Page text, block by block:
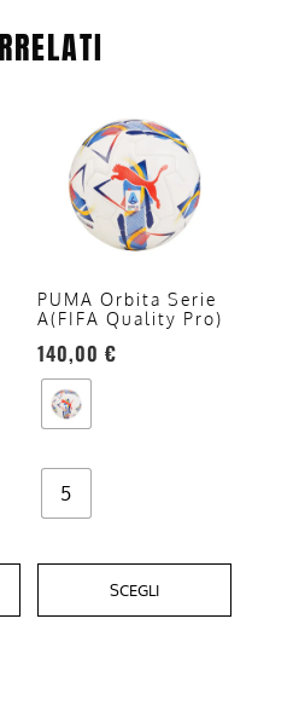
PUMA Orbita Serie
A(FIFA Quality Pro)
140,00 €
5
SCEGLI
prodotto
varianti.
opzioni
possono
essere
scelte
nella
del